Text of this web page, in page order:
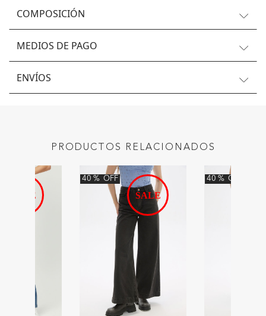
COMPOSICIÓN
MEDIOS DE PAGO
ENVÍOS
PRODUCTOS RELACIONADOS
40% OFF 40% OFF